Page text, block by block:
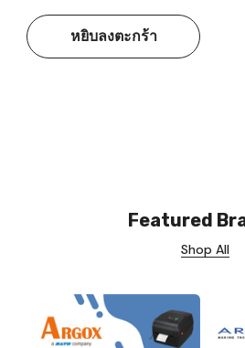
หยิบลงตะกร้า
Featured
Shop All